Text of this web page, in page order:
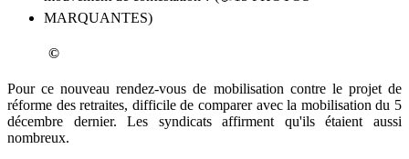
©
Pour ce nouveau rendez-vous de mobilisation contre le projet de
réforme des retraites, difficile de comparer avec la mobilisation du 5
décembre dernier. Les syndicats affirment qu'ils étaient aussi
nombreux.